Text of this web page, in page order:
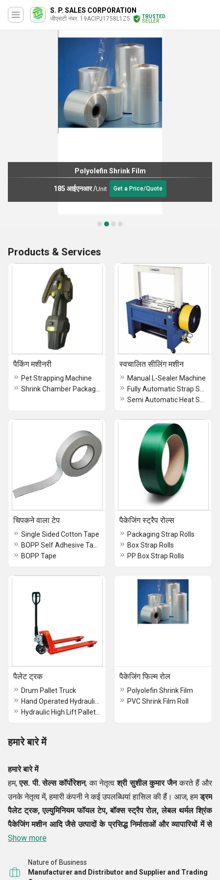
S. P. SALES CORPORATION
जीएसटी नंबर. 19ACIPJ1758L1Z5
TRUSTED
SELLER
Polyolefin Shrink Film
185 आईएनआर/Unit Get a Price/Quote
Products & Services
पैकिंग मशीनरी
Pet Strapping Machine
स्वचालित सीलिंग मशीन
Manual L-Sealer Machine
चिपकने वाला टेप
Single Sided Cotton Tape
BOPP Tape
पैकेजिंग स्ट्रैप रोल्स
Packaging Strap Rolls
Box Strap Rolls
PP Box Strap Rolls
पैलेट ट्रक
Drum Pallet Truck
पैकेजिंग फिल्म रोल
Polyolefin Shrink Film
PVC Shrink Film Roll
हमारे बारे में
हमारे बारे में
हम,एस. पी. सेल्स कॉर्पोरेशन, का नेतृत्वश्री सुशील कुमार जैनकरते हैं और
उनके नेतृत्व में, हमारी कंपनी ने कई उपलब्धियां हासिल की हैं। आज, हमड्रम
पैलेट ट्रक, एल्युमिनियम फॉयल टेप, बॉक्स स्ट्रैप रोल, लेबल थर्मल श्रिंक
पैकेजिंग मशीन आदि जैसे उत्पादों के प्रसिद्धनिर्माताओंऔरव्यापारियोंमें से
हैं, लंबी सेवा जीवन,
हम सभी कार्यों को व्यवस्थित तरीके से और विनियमों के निर्धारित सेट के
Show more
Nature of Business
Manufacturer and Distributor and Supplier and Trading